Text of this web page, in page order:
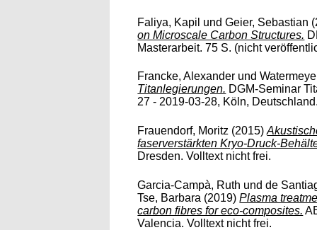
Faliya, Kapil undGeier, Sebastian
on Microscale Carbon Structures.
Masterarbeit. 75 S. (nicht
Francke, Alexander und
Titanlegierungen. DGM-Seminar
27 - 2019-03-28, Köln,
Frauendorf, Moritz (2015)
faserverstärkten Kryo-Druck-
Dresden. Volltext nicht frei.
Garcia-Campà, Ruth undde
Tse, Barbara (2019)Plasma
carbon fibres for eco-composites.
Valencia. Volltext nicht frei.